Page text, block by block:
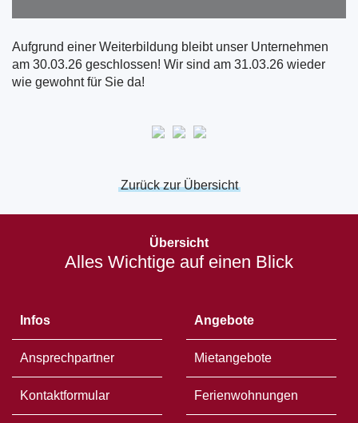
Aufgrund einer Weiterbildung bleibt unser Unternehmen
am 30.03.26 geschlossen! Wir sind am 31.03.26 wieder
wie gewohnt für Sie da!
Zurück zur Übersicht
Übersicht
Alles Wichtige auf einen Blick
Infos
Ansprechpartner
Kontaktformular
Angebote
Mietangebote
Ferienwohnungen